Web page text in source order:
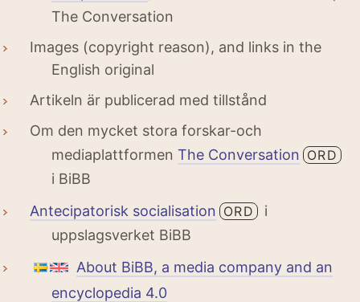
The Conversation
Images (copyright reason), and links in the
English original
Artikeln är publicerad med tillstånd
Om den mycket stora forskar-och
mediaplattformen The Conversation ORD
i BiBB
Antecipatorisk socialisation ORD
i
uppslagsverket BiBB
About BiBB, a media company and an
encyclopedia 4.0